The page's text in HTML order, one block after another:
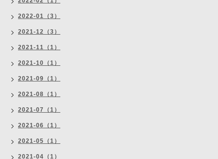
2022-01（3）
2021-12（3）
2021-11（1）
2021-10（1）
2021-09（1）
2021-08（1）
2021-07（1）
2021-06（1）
2021-05（1）
2021-04（1）